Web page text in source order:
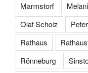
Marmstorf
Olaf Scholz
Rathaus
Rönneburg